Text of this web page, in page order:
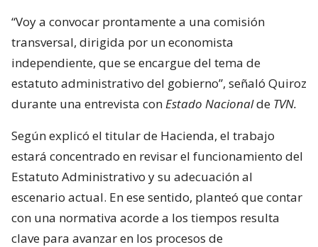
“Voy a convocar prontamente a una comisión
transversal, dirigida por un economista
independiente, que se encargue del tema de
estatuto administrativo del gobierno”, señaló Quiroz
durante una entrevista conEstado Nacionalde TVN.
Según explicó el titular de Hacienda, el trabajo
estará concentrado en revisar el funcionamiento del
Estatuto Administrativo y su adecuación al
escenario actual. En ese sentido, planteó que contar
con una normativa acorde a los tiempos resulta
clave para avanzar en los procesos de